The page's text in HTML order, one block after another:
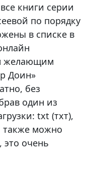
книги серии
по порядку
в списке в
желающим
Доин»
без
один из
txt (тхт),
также можно
это очень